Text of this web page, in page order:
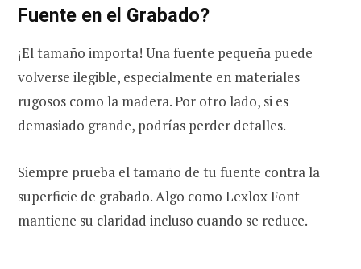
Fuente en el Grabado?
¡El tamaño importa! Una fuente pequeña puede
volverse ilegible, especialmente en materiales
rugosos como la madera. Por otro lado, si es
demasiado grande, podrías perder detalles.
Siempre prueba el tamaño de tu fuente contra la
superficie de grabado. Algo como Lexlox Font
mantiene su claridad incluso cuando se reduce.